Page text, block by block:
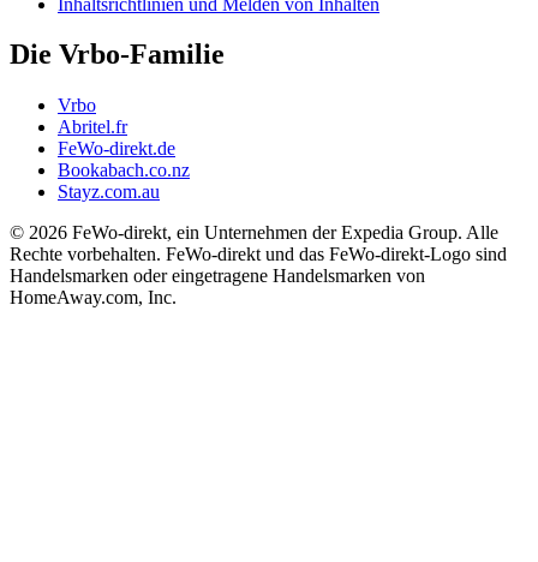
Die Vrbo-Familie
Vrbo
Abritel.fr
FeWo-direkt.de
Bookabach.co.nz
Stayz.com.au
© 2026 FeWo-direkt, ein Unternehmen der Expedia Group. Alle
Rechte vorbehalten. FeWo-direkt und das FeWo-direkt-Logo sind
Handelsmarken oder eingetragene Handelsmarken von
HomeAway.com, Inc.